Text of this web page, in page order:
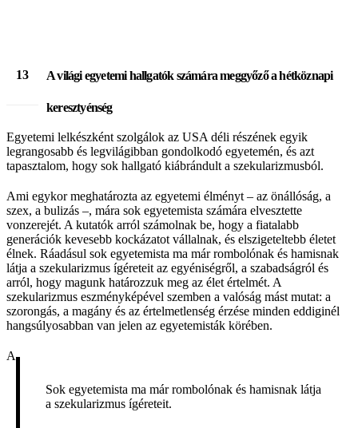
13 A világi egyetemi hallgatók számára meggyőző a hétköznapi
keresztyénség
Egyetemi lelkészként szolgálok az USA déli részének egyik
legrangosabb és legvilágibban gondolkodó egyetemén, és azt
tapasztalom, hogy sok hallgató kiábrándult a szekularizmusból.
Ami egykor meghatározta az egyetemi élményt – az önállóság, a
szex, a bulizás –, mára sok egyetemista számára elvesztette
vonzerejét. A kutatók arról számolnak be, hogy a fiatalabb
generációk kevesebb kockázatot vállalnak, és elszigeteltebb életet
élnek. Ráadásul sok egyetemista ma már rombolónak és hamisnak
látja a szekularizmus ígéreteit az egyéniségről, a szabadságról és
arról, hogy magunk határozzuk meg az élet értelmét. A
szekularizmus eszményképével szemben a valóság mást mutat: a
szorongás, a magány és az értelmetlenség érzése minden eddiginél
hangsúlyosabban van jelen az egyetemisták körében.
Sok egyetemista ma már rombolónak és hamisnak látja
a szekularizmus ígéreteit.
A